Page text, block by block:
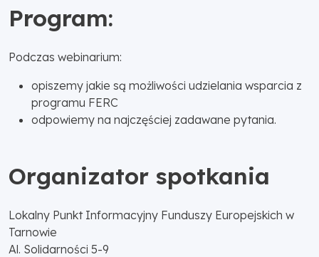
Program:
Podczas webinarium:
opiszemy jakie są możliwości udzielania wsparcia z
programu FERC
odpowiemy na najczęściej zadawane pytania.
Organizator spotkania
Lokalny Punkt Informacyjny Funduszy Europejskich w
Tarnowie
Al. Solidarności 5-9